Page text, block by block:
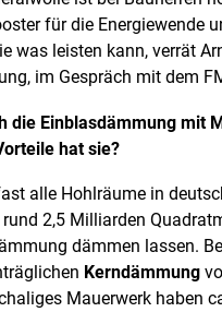
für die Energiewende
was leisten kann, verrät
im Gespräch mit dem
die Einblasdämmung mit
hat sie?
alle Hohlräume in
2,5 Milliarden
dämmen lassen.
Kerndämmung
Mauerwerk haben